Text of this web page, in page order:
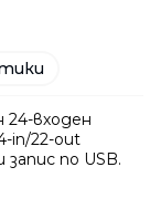
24-входен
in/22-out
по USB.